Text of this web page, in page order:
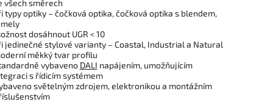
všech směrech
typy optiky – čočková optika, čočková optika s blendem,
dosáhnout UGR < 10
jedinečné stylové varianty – Coastal, Industrial a Natural
měkký tvar profilu
vybaveno DALI napájením, umožňujícím
s řídicím systémem
světelným zdrojem, elektronikou a montážním